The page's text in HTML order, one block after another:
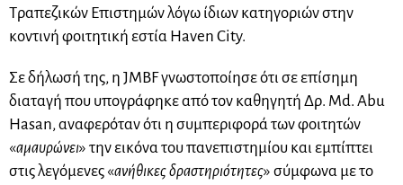
Τραπεζικών Επιστημών λόγω ίδιων κατηγοριών στην
κοντινή φοιτητική εστία Haven City.
Σε δήλωσή της, η JMBF γνωστοποίησε ότι σε επίσημη
διαταγή που υπογράφηκε από τον καθηγητή Δρ. Md. Abu
Hasan, αναφερόταν ότι η συμπεριφορά των φοιτητών
«αμαυρώνει» την εικόνα του πανεπιστημίου και εμπίπτει
στις λεγόμενες «ανήθικες δραστηριότητες» σύμφωνα με το